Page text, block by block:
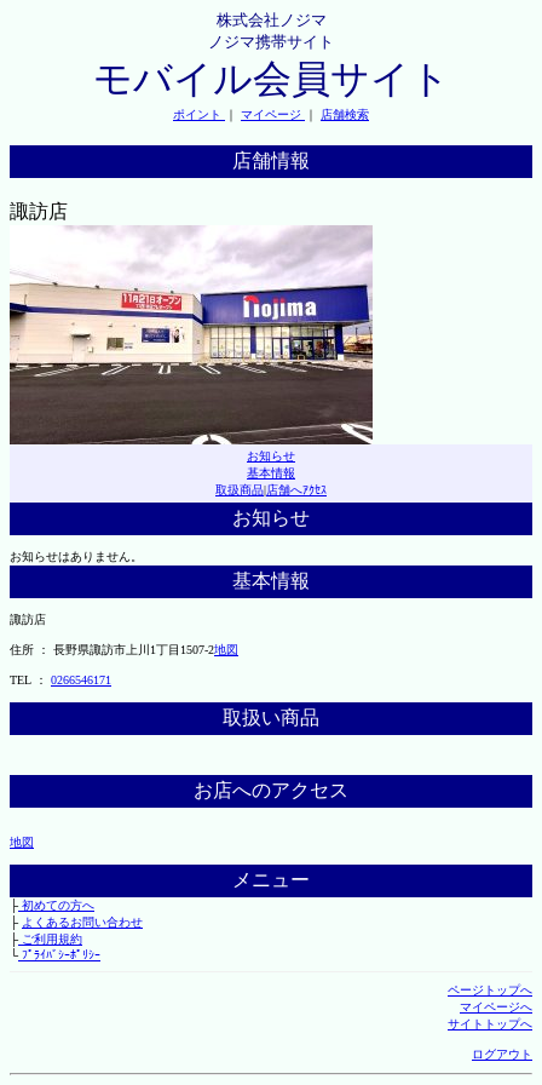
株式会社ノジマ
ノジマ携帯サイト
モバイル会員サイト
ポイント ｜ マイページ ｜ 店舗検索
店舗情報
諏訪店
お知らせ
基本情報
取扱商品|店舗へｱｸｾｽ
お知らせ
お知らせはありません。
基本情報
諏訪店
住所 ： 長野県諏訪市上川1丁目1507-2地図
TEL ： 0266546171
取扱い商品
お店へのアクセス
地図
メニュー
├初めての方へ
├ よくあるお問い合わせ
├ご利用規約
└ﾌﾟﾗｲﾊﾞｼｰﾎﾟﾘｼｰ
ページトップへ
マイページへ
サイトトップへ
ログアウト